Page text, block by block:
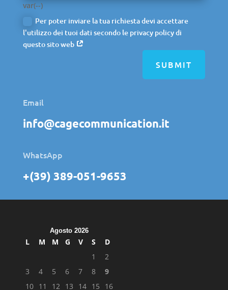
var(--)
Per poter inviare la tua richiesta devi accettare
l'utilizzo dei tuoi dati secondo le privacy policy di
questo sito web
SUBMIT
Email
info@cagecommunication.it
WhatsApp
+(39) 389-051-9653
Agosto 2026
L M M G V S
D
1
2
3
4 5 6 7 8
9
10 11 12 13 14 15
16